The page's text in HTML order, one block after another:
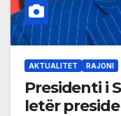
AKTUALITET RAJONI
Presidenti i
letër